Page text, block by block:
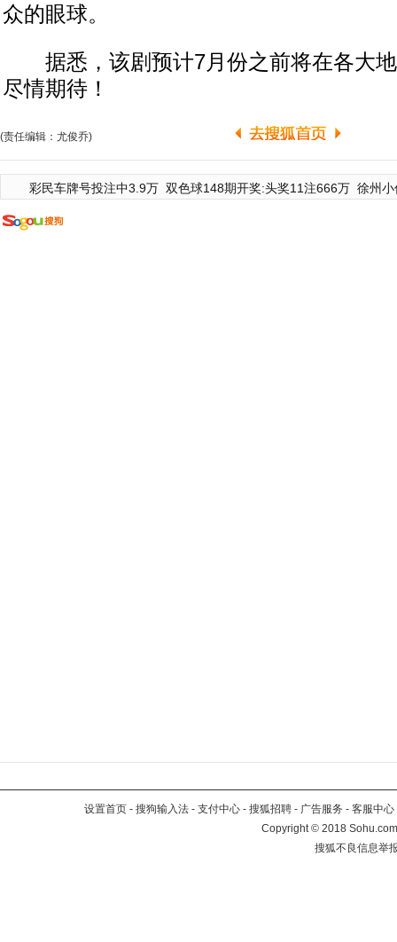
众的眼球。
据悉，该剧预计7月份之前将在各大地
尽情期待！
(责任编辑：尤俊乔)
彩民车牌号投注中3.9万 双色球148期开奖:头奖11注666万 徐州
设置首页 - 搜狗输入法 - 支付中心 - 搜狐招聘 - 广告服务 - 客服中心
Copyright©2018
搜狐不良信息举